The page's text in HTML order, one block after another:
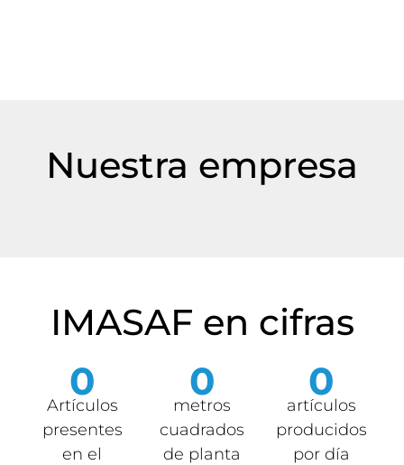
Nuestra empresa
IMASAF en cifras
0
Artículos
presentes
en el
0
metros
cuadrados
de planta
0
artículos
producidos
por día